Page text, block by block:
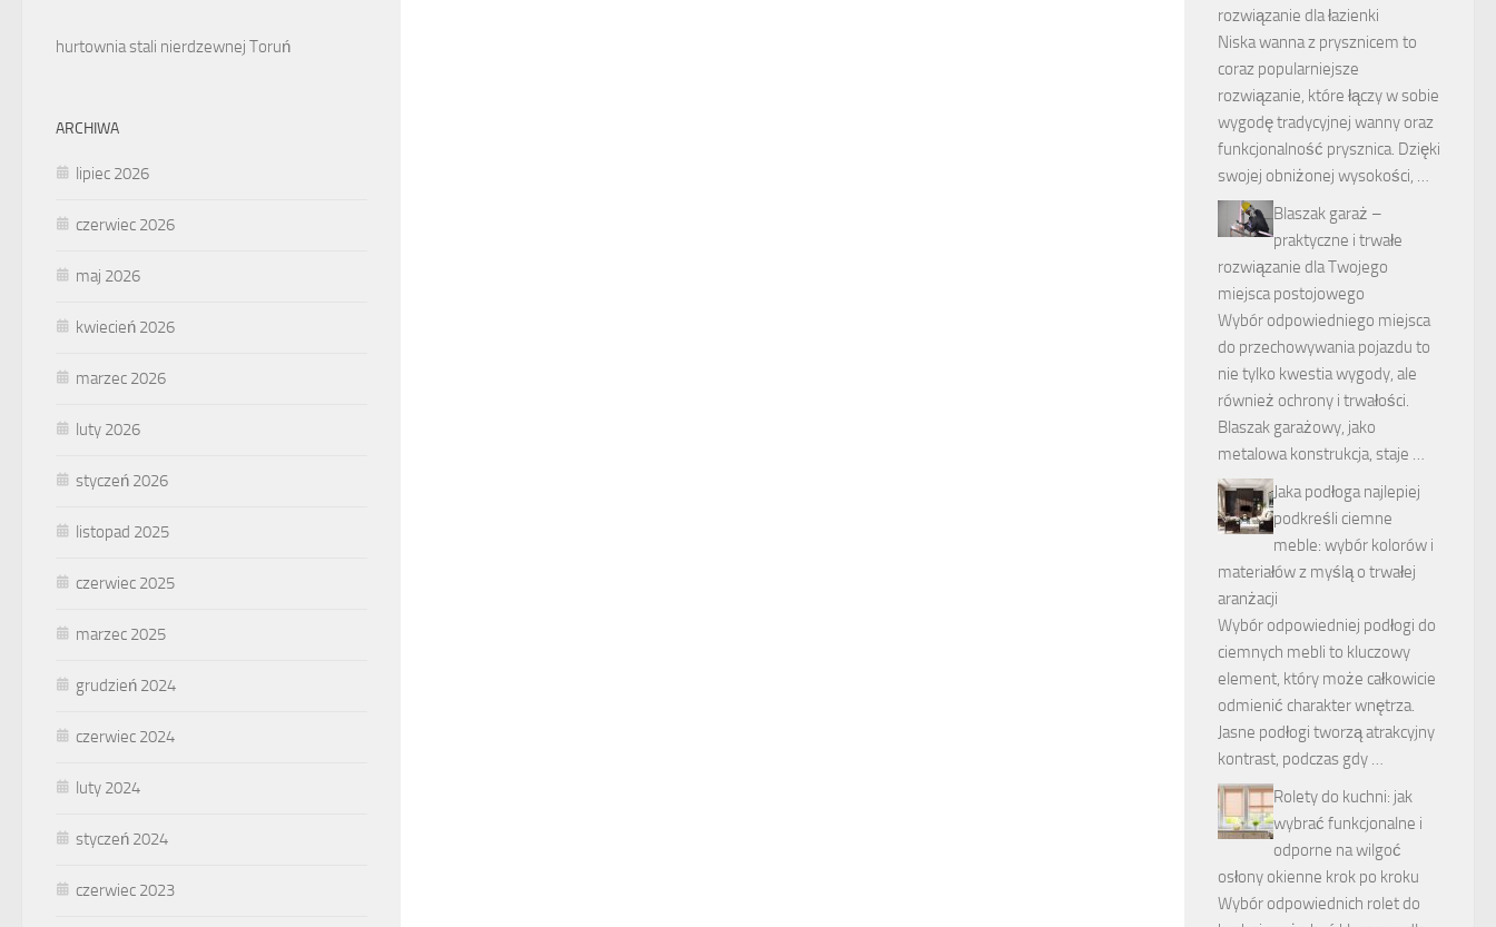
hurtownia stali nierdzewnej Toruń
ARCHIWA
lipiec 2026
czerwiec 2026
maj 2026
kwiecień 2026
marzec 2026
luty 2026
styczeń 2026
listopad 2025
czerwiec 2025
marzec 2025
grudzień 2024
czerwiec 2024
luty 2024
styczeń 2024
czerwiec 2023
rozwiązanie dla łazienki
Niska wanna z prysznicem to
coraz popularniejsze
rozwiązanie, które łączy w sobie
wygodę tradycyjnej wanny oraz
funkcjonalność prysznica. Dzięki
swojej obniżonej wysokości, …
Blaszak garaż –
praktyczne i trwałe
rozwiązanie dla Twojego
miejsca postojowego
Wybór odpowiedniego miejsca
do przechowywania pojazdu to
nie tylko kwestia wygody, ale
również ochrony i trwałości.
Blaszak garażowy, jako
metalowa konstrukcja, staje …
Jaka podłoga najlepiej
podkreśli ciemne
meble: wybór kolorów i
materiałów z myślą o trwałej
aranżacji
Wybór odpowiedniej podłogi do
ciemnych mebli to kluczowy
element, który może całkowicie
odmienić charakter wnętrza.
Jasne podłogi tworzą atrakcyjny
kontrast, podczas gdy …
Rolety do kuchni: jak
wybrać funkcjonalne i
odporne na wilgoć
osłony okienne krok po kroku
Wybór odpowiednich rolet do